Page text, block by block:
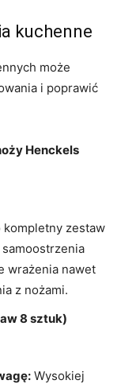
kuchenne
może
i poprawić
Henckels
kompletny zestaw
wrażenia nawet
z nożami.
8 sztuk)
Wysokiej